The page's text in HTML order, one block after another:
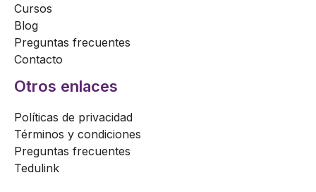
Cursos
Blog
Preguntas frecuentes
Contacto
Otros enlaces
Políticas de privacidad
Términos y condiciones
Preguntas frecuentes
Tedulink